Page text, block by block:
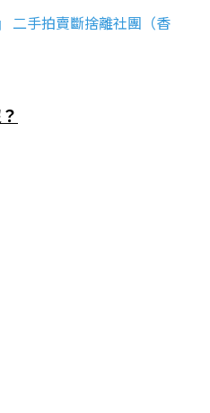
二手拍賣斷捨離社團（香